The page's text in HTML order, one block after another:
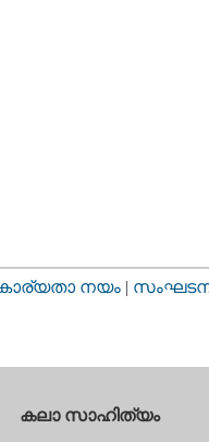
നയം |
കലാ സാഹിത്യം